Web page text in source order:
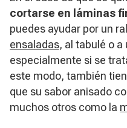
cortarse en láminas
puedes ayudar por un
ensaladas, al tabulé o
especialmente si se
este modo, también
que su sabor anisado
muchos otros como la